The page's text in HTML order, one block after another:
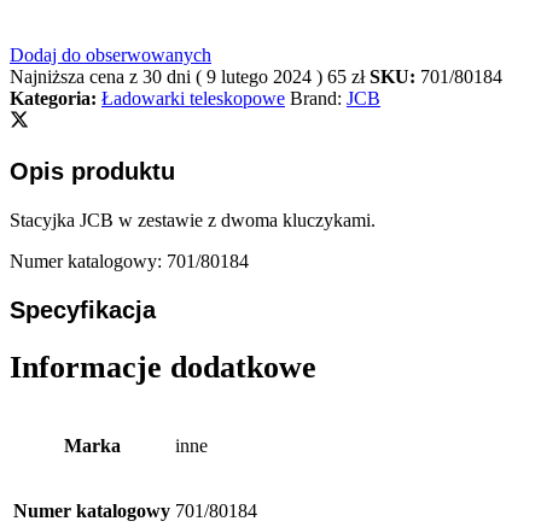
Dodaj do obserwowanych
Najniższa cena z 30 dni ( 9 lutego 2024 ) 65 zł SKU: 701/80184
Kategoria: Ładowarki teleskopowe Brand: JCB
Opis produktu
Stacyjka JCB w zestawie z dwoma kluczykami.
Numer katalogowy: 701/80184
Specyfikacja
Informacje dodatkowe
Marka inne
Numer katalogowy 701/80184